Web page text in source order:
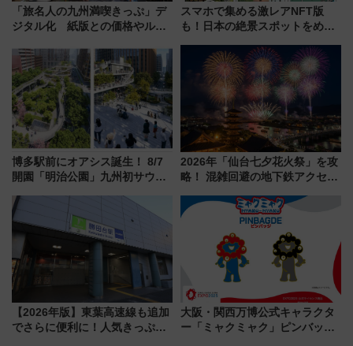
「旅名人の九州満喫きっぷ」デ
ジタル化 紙版との価格やルー
スマホで集める激レアNFT版
も！日本の絶景スポットをめぐ
ん)」企画がスタート
博多駅前にオアシス誕生！ 8/7
開園「明治公園」九州初サウナ
品グルメ登場で駅前の過ごし方
はどう変わる？
2026年「仙台七夕花火祭」を攻
略！ 混雑回避の地下鉄アクセス
火前に楽しむ仙台観光ルートま
で解説！
【2026年版】東葉高速線も追加
でさらに便利に！人気きっぷ
大阪・関西万博公式キャラクタ
ー「ミャクミャク」ピンバッジ